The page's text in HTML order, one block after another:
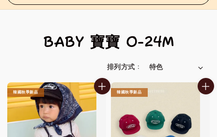
BABY 寶寶 0-24M
排列方式 :
韓國秋季新品 韓國秋季新品